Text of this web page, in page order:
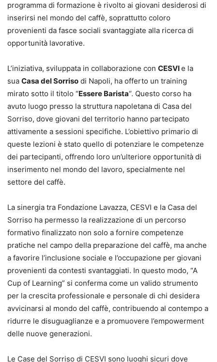
programma di formazione è rivolto ai giovani desiderosi di
inserirsi nel mondo del caffè, soprattutto coloro
provenienti da fasce sociali svantaggiate alla ricerca di
opportunità lavorative.
L’iniziativa, sviluppata in collaborazione con CESVIe la
sua Casa del Sorriso di Napoli, ha offerto un training
mirato sotto il titolo “Essere Barista“. Questo corso ha
avuto luogo presso la struttura napoletana di Casa del
Sorriso, dove giovani del territorio hanno partecipato
attivamente a sessioni specifiche. L’obiettivo primario di
queste lezioni è stato quello di potenziare le competenze
dei partecipanti, offrendo loro un’ulteriore opportunità di
inserimento nel mondo del lavoro, specialmente nel
settore del caffè.
La sinergia tra Fondazione Lavazza, CESVI e la Casa del
Sorriso ha permesso la realizzazione di un percorso
formativo finalizzato non solo a fornire competenze
pratiche nel campo della preparazione del caffè, ma anche
a favorire l’inclusione sociale e l’occupazione per giovani
provenienti da contesti svantaggiati. In questo modo, “A
Cup of Learning” si conferma come un valido strumento
per la crescita professionale e personale di chi desidera
avvicinarsi al mondo del caffè, contribuendo al contempo a
ridurre le disuguaglianze e a promuovere l’empowerment
delle nuove generazioni.
Le Case del Sorriso di CESVI sono luoghi sicuri dove